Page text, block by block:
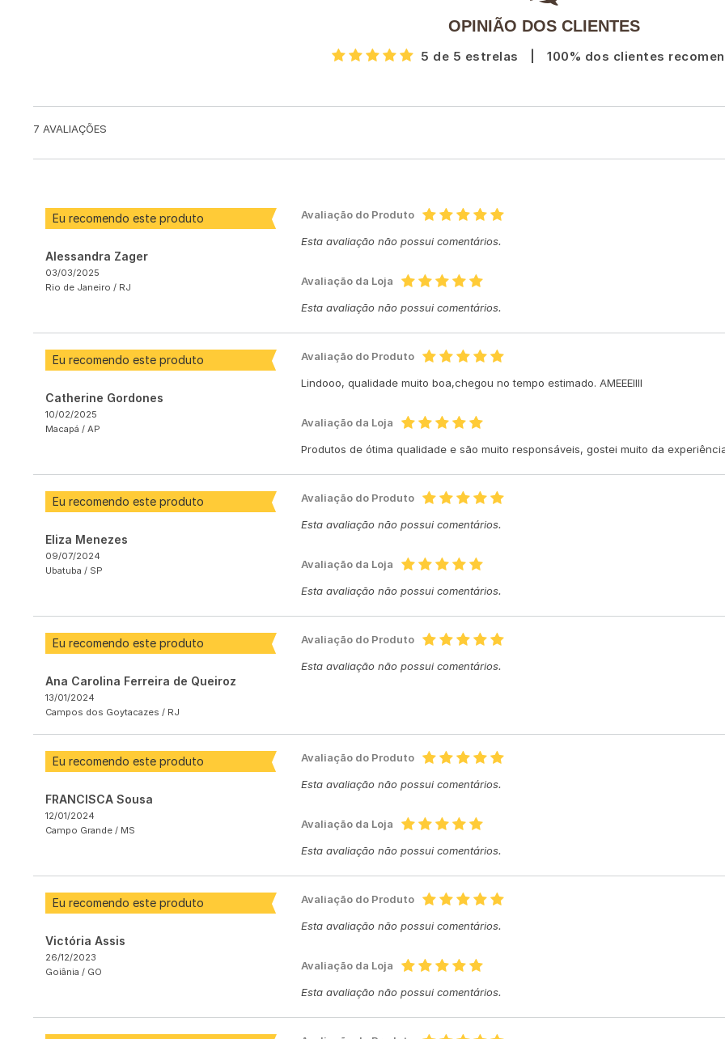
OPINIÃO DOS CLIENTES
5 de 5 estrelas 100% dos clientes
7 AVALIAÇÕES
Eu recomendo este produto
Alessandra Zager
03/03/2025
Rio de Janeiro / RJ
Avaliação do Produto
Esta avaliação não possui comentários.
Avaliação da Loja
Esta avaliação não possui comentários.
Eu recomendo este produto
Catherine Gordones
10/02/2025
Macapá / AP
Avaliação do Produto
Lindooo, qualidade muito boa,chegou no tempo estimado. AMEEEIIII
Avaliação da Loja
Produtos de ótima qualidade e são muito responsáveis, gostei muito da
Eu recomendo este produto
Eliza Menezes
09/07/2024
Ubatuba / SP
Avaliação do Produto
Esta avaliação não possui comentários.
Avaliação da Loja
Esta avaliação não possui comentários.
Eu recomendo este produto
Ana Carolina Ferreira de Queiroz
13/01/2024
Campos dos Goytacazes / RJ
Avaliação do Produto
Esta avaliação não possui comentários.
Eu recomendo este produto
FRANCISCA Sousa
12/01/2024
Campo Grande / MS
Avaliação do Produto
Esta avaliação não possui comentários.
Avaliação da Loja
Esta avaliação não possui comentários.
Eu recomendo este produto
Victória Assis
26/12/2023
Goiânia / GO
Avaliação do Produto
Esta avaliação não possui comentários.
Avaliação da Loja
Esta avaliação não possui comentários.